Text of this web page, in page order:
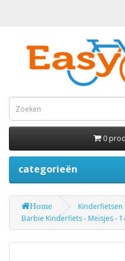
0
categorieën
Home Kinderfietsen
Barbie Kinderfiets - Meisjes -